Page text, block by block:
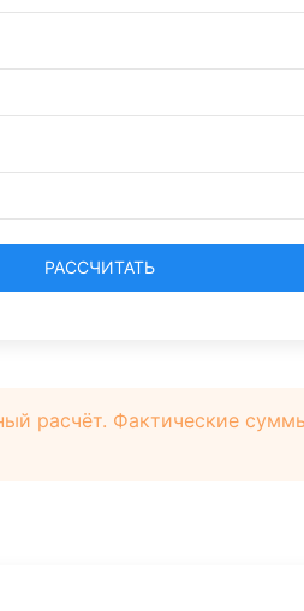
РАССЧИТАТЬ
расчёт. Фактические